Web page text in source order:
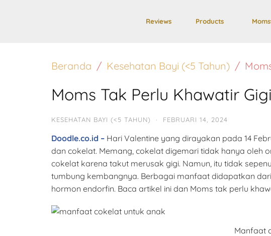
Reviews Products
Beranda Kesehatan Bayi (<5 Tahun)
Moms Tak Perlu Khawatir
KESEHATAN BAYI (<5 TAHUN) · FEBRUARI 14, 2024
Doodle.co.id – Hari Valentine yang dirayakan pada 14
dan cokelat. Memang, cokelat digemari tidak hanya oleh
cokelat karena takut merusak gigi. Namun, itu tidak
tumbung kembangnya. Berbagai manfaat didapatkan
hormon endorfin. Baca artikel ini dan Moms tak perlu
Manfaat